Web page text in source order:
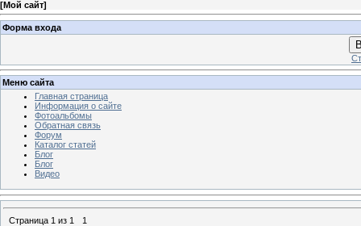
[Мой сайт]
Форма входа
Меню сайта
Главная страница
Информация о сайте
Фотоальбомы
Обратная связь
Форум
Каталог статей
Блог
Блог
Видео
Страница 1 из 1 1